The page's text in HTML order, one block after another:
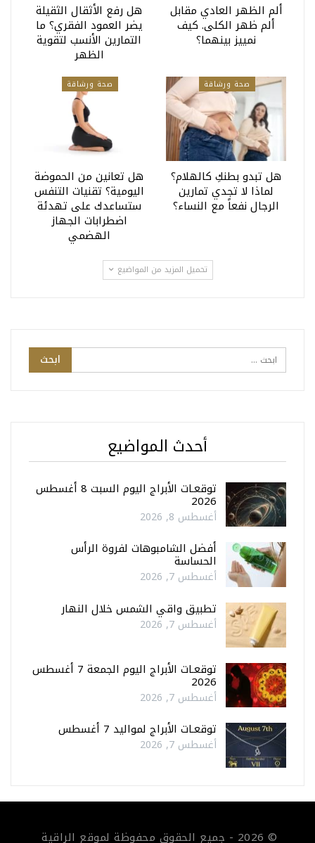
ألم الظهر العادي مقابل
ألم ظهر الكلى. كيف
نمييز بينهما؟
هل رفع الأثقال الثقيلة
يضر العمود الفقري؟ ما
التمارين الأنسب لتقوية
الظهر
صحة ورشاقة
هل تبدو بطنكِ كالهلام؟
لماذا لا تجدي تمارين
الرجال نفعاً مع النساء؟
صحة ورشاقة
هل تعانين من الحموضة
اليومية؟ تقنيات التنفس
ستساعدك على تهدئة
اضطرابات الجهاز
الهضمي
تحميل المزيد من المواضيع
أحدث المواضيع
توقعـات الأبراج اليوم السبت 8 أغسطس
2026
أغسطس 8, 2026
أفضل الشامبوهات لفروة الرأس
الحساسة
أغسطس 7, 2026
تطبيق واقي الشمس خلال النهار
أغسطس 7, 2026
توقعـات الأبراج اليوم الجمعة 7 أغسطس
2026
أغسطس 7, 2026
توقعـات الأبراج لمواليد 7 أغسطس
أغسطس 7, 2026
© 2026 - جميع الحقوق محفوظة لموقع الراقية